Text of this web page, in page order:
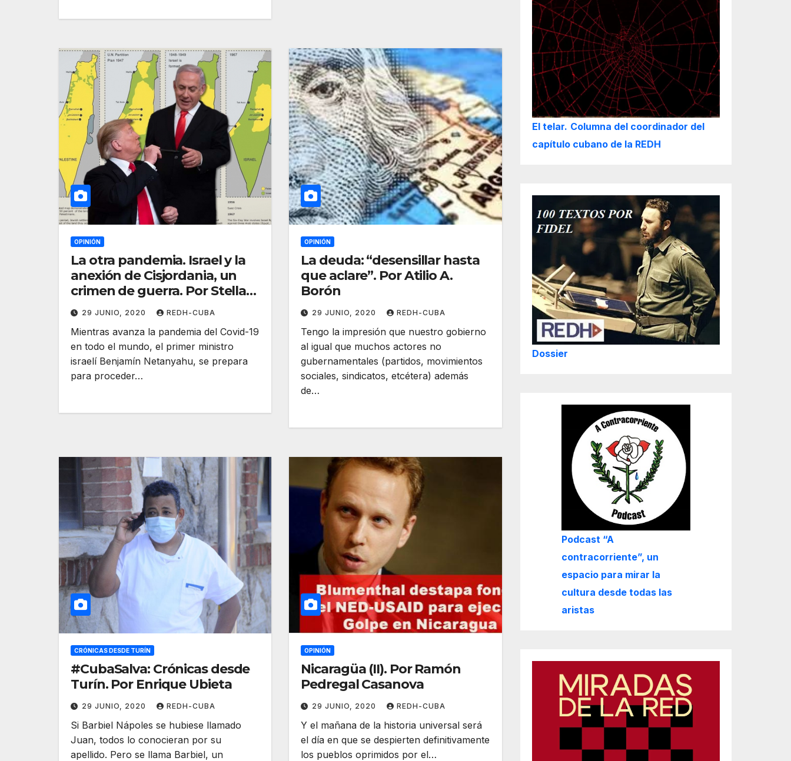
OPINIÓN
La otra pandemia. Israel y la
anexión de Cisjordania, un
crimen de guerra. Por Stella
Calloni
29 JUNIO, 2020 REDH-CUBA
Mientras avanza la pandemia del Covid-19
en todo el mundo, el primer ministro
israelí Benjamín Netanyahu, se prepara
para proceder…
OPINIÓN
La deuda: “desensillar hasta
que aclare”. Por Atilio A.
Borón
29 JUNIO, 2020 REDH-CUBA
Tengo la impresión que nuestro gobierno
al igual que muchos actores no
gubernamentales (partidos, movimientos
sociales, sindicatos, etcétera) además
de…
CRÓNICAS DESDE TURÍN
#CubaSalva: Crónicas desde
Turín. Por Enrique Ubieta
29 JUNIO, 2020 REDH-CUBA
Si Barbiel Nápoles se hubiese llamado
Juan, todos lo conocieran por su
apellido. Pero se llama Barbiel, un
OPINIÓN
Nicaragüa (II). Por Ramón
Pedregal Casanova
29 JUNIO, 2020 REDH-CUBA
Y el mañana de la historia universal será
el día en que se despierten definitivamente
los pueblos oprimidos por el…
El telar. Columna del coordinador del
capítulo cubano de la REDH
Dossier
Podcast “A
contracorriente”, un
espacio para mirar la
cultura desde todas las
aristas